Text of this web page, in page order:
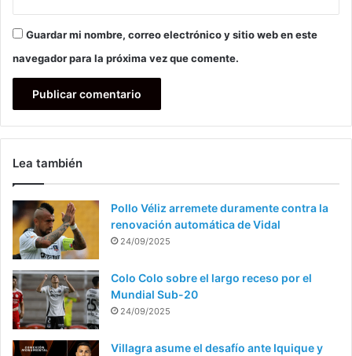
Guardar mi nombre, correo electrónico y sitio web en este
navegador para la próxima vez que comente.
Lea también
Pollo Véliz arremete duramente contra la
renovación automática de Vidal
24/09/2025
Colo Colo sobre el largo receso por el
Mundial Sub-20
24/09/2025
Villagra asume el desafío ante Iquique y